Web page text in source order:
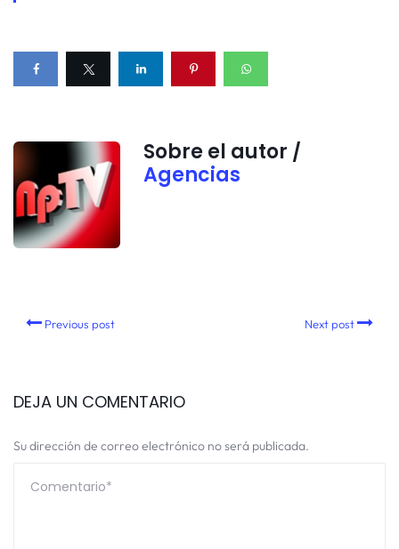
Sobre el autor /
Agencias
Previous post Next post
DEJA UN COMENTARIO
Su dirección de correo electrónico no será publicada.